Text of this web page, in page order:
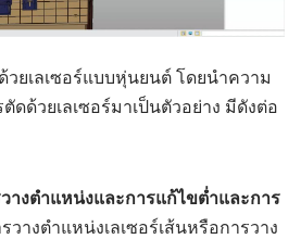
ยเลเซอร์แบบหุ่นยนต์ โดยนำความ
ดด้วยเลเซอร์มาเป็นตัวอย่าง มีดังต่อ
างตำแหน่งและการแก้ไขต่ำและการ
วางตำแหน่งเลเซอร์เส้นหรือการวาง